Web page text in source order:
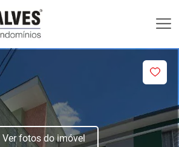
Ver fotos do imóvel